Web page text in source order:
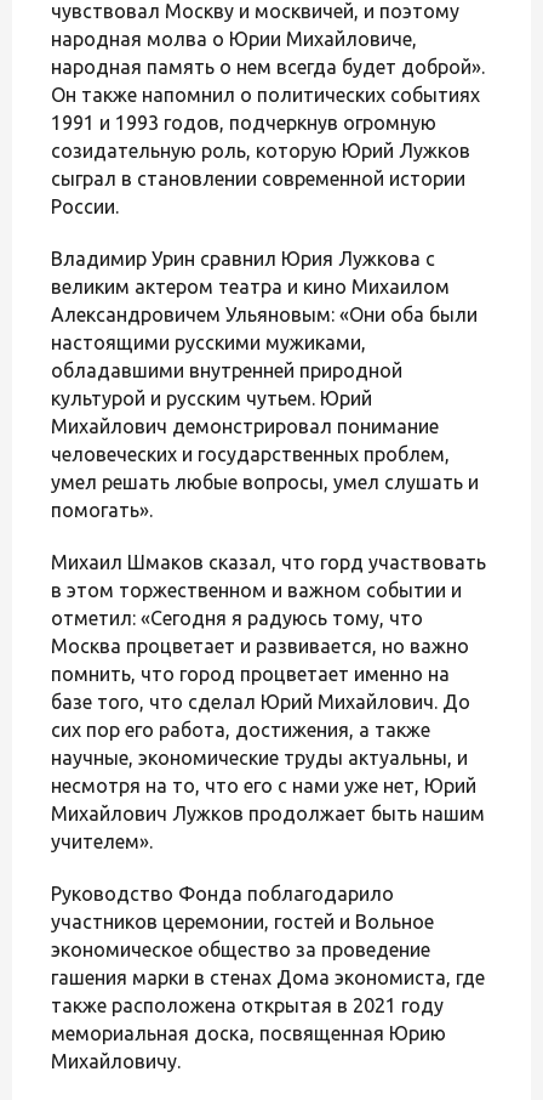
чувствовал Москву и москвичей, и поэтому
народная молва о Юрии Михайловиче,
народная память о нем всегда будет доброй».
Он также напомнил о политических событиях
1991 и 1993 годов, подчеркнув огромную
созидательную роль, которую Юрий Лужков
сыграл в становлении современной истории
России.
Владимир Урин сравнил Юрия Лужкова с
великим актером театра и кино Михаилом
Александровичем Ульяновым: «Они оба были
настоящими русскими мужиками,
обладавшими внутренней природной
культурой и русским чутьем. Юрий
Михайлович демонстрировал понимание
человеческих и государственных проблем,
умел решать любые вопросы, умел слушать и
помогать».
Михаил Шмаков сказал, что горд участвовать
в этом торжественном и важном событии и
отметил: «Сегодня я радуюсь тому, что
Москва процветает и развивается, но важно
помнить, что город процветает именно на
базе того, что сделал Юрий Михайлович. До
сих пор его работа, достижения, а также
научные, экономические труды актуальны, и
несмотря на то, что его с нами уже нет, Юрий
Михайлович Лужков продолжает быть нашим
учителем».
Руководство Фонда поблагодарило
участников церемонии, гостей и Вольное
экономическое общество за проведение
гашения марки в стенах Дома экономиста, где
также расположена открытая в 2021 году
мемориальная доска, посвященная Юрию
Михайловичу.